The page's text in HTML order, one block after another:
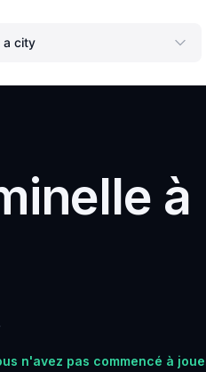
a city
à
n'avez pas commencé à